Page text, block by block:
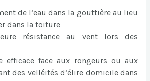
de l’eau dans la gouttière au lieu
dans la toiture
résistance au vent lors des
efficace face aux rongeurs ou aux
des velléités d’élire domicile dans